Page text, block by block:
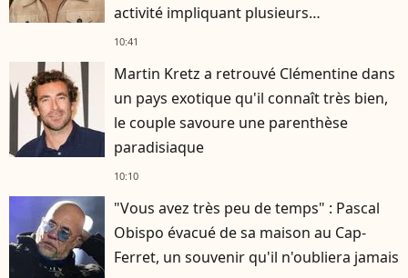
activité impliquant plusieurs
personnalités
10:41
Martin Kretz a retrouvé Clémentine dans
un pays exotique qu'il connaît très bien,
le couple savoure une parenthèse
paradisiaque
10:10
"Vous avez très peu de temps" : Pascal
Obispo évacué de sa maison au Cap-
Ferret, un souvenir qu'il n'oubliera jamais